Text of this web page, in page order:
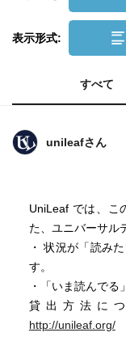
表示形式:
すべて
unileafさん
UniLeaf では、こ
た、ユニバーサル
・ 状況が「読み
す。
・「いま読んでる
貸出方法に
http://unileaf.org/